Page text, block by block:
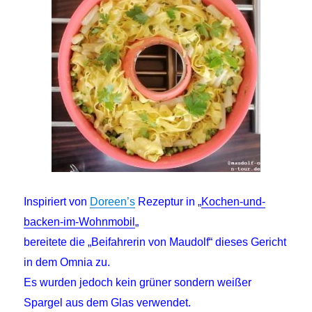
Inspiriert von Doreen’s Rezeptur in „Kochen-und-
backen-im-Wohnmobil„
bereitete die „Beifahrerin von Maudolf“ dieses Gericht
in dem Omnia zu.
Es wurden jedoch kein grüner sondern weißer
Spargel aus dem Glas verwendet.